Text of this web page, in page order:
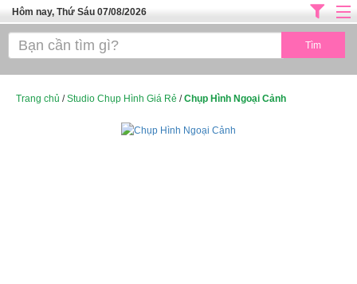
Hôm nay, Thứ Sáu 07/08/2026
Trang chủ
SPA TPHCM
Trang chủ /Studio Chụp Hình Giá Rẻ /Chụp Hình Ngoại Cảnh